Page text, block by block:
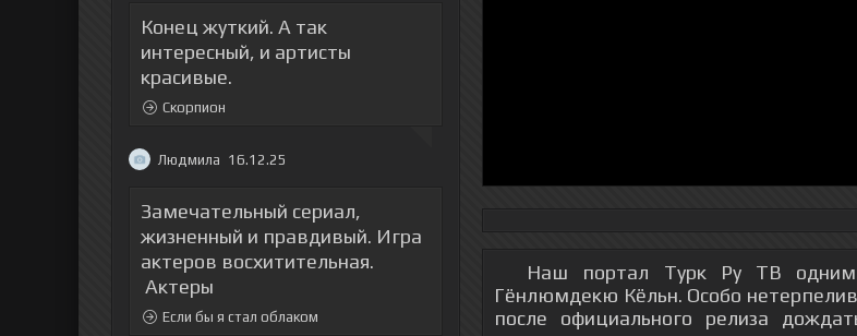
Конец жуткий. А так
интересный, и артисты
красивые.
Скорпион
Людмила 16.12.25
Замечательный сериал,
жизненный и правдивый. Игра
актеров восхитительная.
Актеры
Если бы я стал облаком
Наш портал Турк Ру ТВ одним
Гёнлюмдекю Кёльн. Особо
после официального релиза